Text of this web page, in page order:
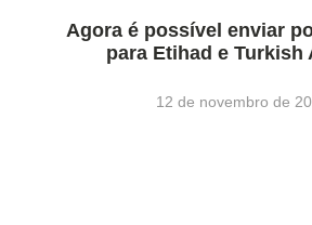
Agora é possível enviar
para Etihad e Turkish
12 de novembro de